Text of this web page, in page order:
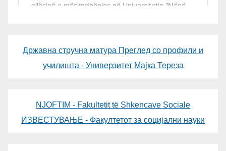
Државна стручна матура Преглед со профили и
училишта - Универзитет Мајка Тереза
NJOFTIM - Fakultetit të Shkencave Sociale
ИЗВЕСТУВАЊЕ - Факултетот за социјални науки